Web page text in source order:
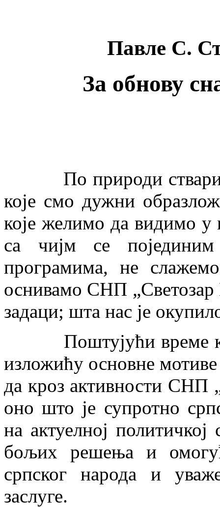
Павле С.
За обнову
По природи ствари,
које смо дужни
које желимо да видимо
са чијм се појединим
програмима, не
оснивамо СНП
задаци; шта нас је
Поштујући време
изложићу основне
да кроз активности СНП
оно што је супротно
на актуелној
бољих решења и
српског народа и
заслуге.